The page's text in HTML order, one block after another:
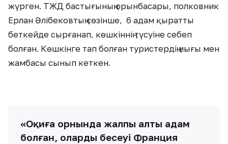
жүрген. ТЖД бастығының орынбасары, полковник
Ерлан Әлібековтың сөзінше, 6 адам қыратты
беткейде сырғанап, көшкіннің түсуіне себеп
болған. Көшкінге тап болған туристердің иығы мен
жамбасы сынып кеткен.
«Оқиға орнында жалпы алты адам
болған, олардың бесеуі Франция